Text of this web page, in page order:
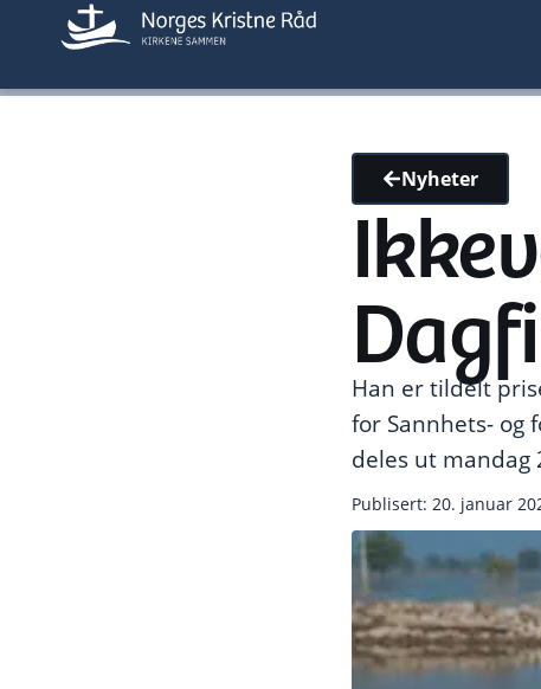
Nyheter
Han er tildelt
for Sannhets- og
deles ut mandag
Publisert: 20. januar